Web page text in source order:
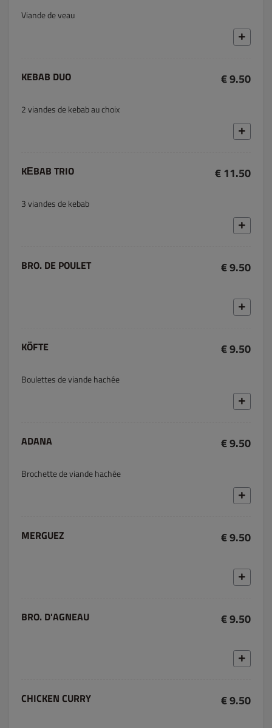
Viande de veau
KEBAB DUO € 9.50
2 viandes de kebab au choix
KЕBAB TRIO € 11.50
3 viandes de kebab
BRO. DE POULET € 9.50
KÖFTE € 9.50
Boulettes de viande hachée
ADANA € 9.50
Brochette de viande hachée
MERGUEZ € 9.50
BRO. D'AGNEAU € 9.50
CHICKEN CURRY € 9.50